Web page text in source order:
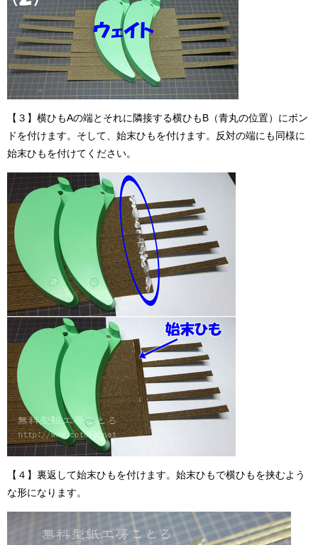
【３】横ひもAの端とそれに隣接する横ひもB（青丸の位置）にボン
ドを付けます。そして、始末ひもを付けます。反対の端にも同様に
始末ひもを付けてください。
【４】裏返して始末ひもを付けます。始末ひもで横ひもを挟むよう
な形になります。